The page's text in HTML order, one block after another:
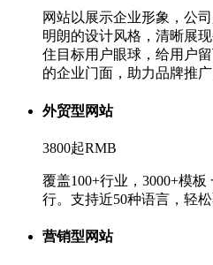
网站以展示企业形象，公
明朗的设计风格，清晰展
住目标用户眼球，给用户
的企业门面，助力品牌推
外贸型网站
3800起RMB
覆盖100+行业，3000+模
行。支持近50种语言，轻
营销型网站